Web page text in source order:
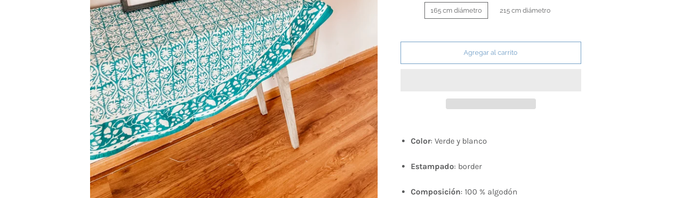
165 cm diámetro 215 cm diámetro
Agregar al carrito
Color: Verde y blanco
Estampado: border
Composición: 100 % algodón